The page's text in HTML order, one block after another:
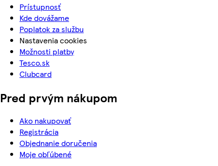
Prístupnosť
Kde dovážame
Poplatok za službu
Nastavenia cookies
Možnosti platby
Tesco.sk
Clubcard
Pred prvým nákupom
Ako nakupovať
Registrácia
Objednanie doručenia
Moje obľúbené